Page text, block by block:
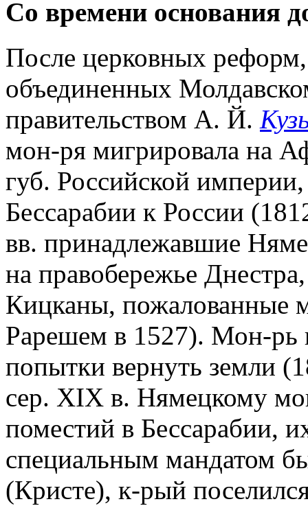
Со времени основания
После церковных
объединенных
правительством А. Й.
мон-ря мигрировала на
губ. Российской
Бессарабии к России
вв. принадлежавшие
на правобережье
Кицканы, пожалованные
Рарешем в 1527). Мон-рь
попытки вернуть земли
сер. XIX в. Нямецкому
поместий в Бессарабии,
специальным мандатом
(Кристе), к-рый